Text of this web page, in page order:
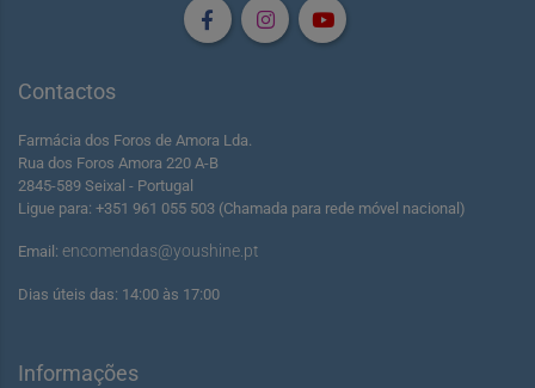
Contactos
Farmácia dos Foros de Amora Lda.
Rua dos Foros Amora 220 A-B
2845-589 Seixal - Portugal
Ligue para: +351 961 055 503 (Chamada para rede móvel nacional)
Email: encomendas@youshine.pt
Dias úteis das: 14:00 às 17:00
Informações